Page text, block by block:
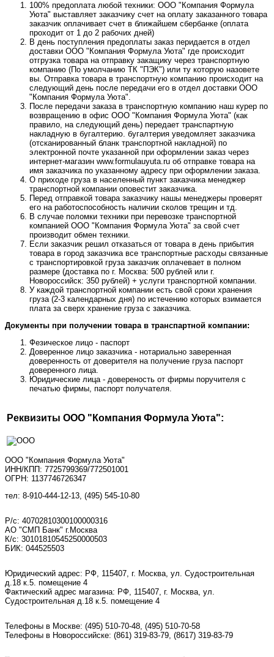
100% предоплата любой техники: ООО "Компания Формула
Уюта" выставляет заказчику счет на оплату заказанного товара
заказчик оплачивает счет в ближайшем сбербанке (оплата
проходит от 1 до 2 рабочих дней)
В день поступления предоплаты заказ перидается в отдел
доставки ООО "Компания Формула Уюта" где происходит
отгрузка товара на отправку закащику через транспортную
компанию (По умолчанию ТК "ПЭК") или ту которую назовете
вы. Отправка товара в транспортную компанию происходит на
следующий день после передачи его в отдел доставки ООО
"Компания Формула Уюта".
После передачи заказа в транспортную компанию наш курер по
возвращению в офис ООО "Компания Формула Уюта" (как
правило, на следующий день) передает транспартную
накладную в бугалтерию. бугалтерия уведомляет заказчика
(отсканированный бланк транспортной накладной) по
электронной почте указанной при оформлении заказ через
интернет-магазин www.formulauyuta.ru об отправке товара на
имя заказчика по указанному адресу при оформлении заказа.
О приходе груза в населенный пункт заказчика менеджер
транспортной компании оповестит заказчика.
Перед отправкой товара заказчику нашы менеджеры проверят
его на работоспособность наличии сколов трещин и тд.
В случае поломки техники при перевозке транспортной
компанией ООО "Компания Формула Уюта" за свой счет
производит обмен техники.
Если заказчик решил отказаться от товара в день прибытия
товара в город заказчика все транспортные расходы связанные
с транспортировкой груза заказчик оплачевает в полном
размере (доставка по г. Москва: 500 рублей или г.
Новороссийск: 350 рублей) + услуги транспортной компании.
У каждой транспортной компании есть свой сроки хранения
груза (2-3 календарных дня) по истечению которых взимается
плата за сверх хранение груза с заказчика.
Документы при получении товара в транспартной компании:
Фезическое лицо - паспорт
Доверенное лицо заказчика - нотариально заверенная
доверенность от доверителя на получение груза паспорт
доверенного лица.
Юридические лица - довереность от фирмы поручителя с
печатью фирмы, паспорт получателя.
Реквизиты ООО "Компания Формула Уюта":
ООО "Компания Формула Уюта"
ИНН/КПП: 7725799369/772501001
ОГРН: 1137746726347
тел: 8-910-444-12-13, (495) 545-10-80
Р/с: 40702810300100000316
АО "СМП Банк" г.Москва
К/с: 30101810545250000503
БИК: 044525503
Юридический адрес: РФ, 115407, г. Москва, ул. Судостроительная
д.18 к.5. помещение 4
Фактический адрес магазина: РФ, 115407, г. Москва, ул.
Судостроительная д.18 к.5. помещение 4
Телефоны в Москве: (495) 510-70-48, (495) 510-70-58
Телефоны в Новороссийске: (861) 319-83-79, (8617) 319-83-79